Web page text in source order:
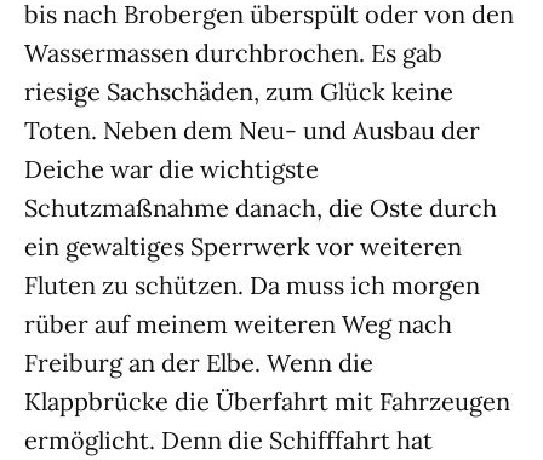
bis nach Brobergen überspült oder von den
Wassermassen durchbrochen. Es gab
riesige Sachschäden, zum Glück keine
Toten. Neben dem Neu- und Ausbau der
Deiche war die wichtigste
Schutzmaßnahme danach, die Oste durch
ein gewaltiges Sperrwerk vor weiteren
Fluten zu schützen. Da muss ich morgen
rüber auf meinem weiteren Weg nach
Freiburg an der Elbe. Wenn die
Klappbrücke die Überfahrt mit Fahrzeugen
ermöglicht. Denn die Schifffahrt hat